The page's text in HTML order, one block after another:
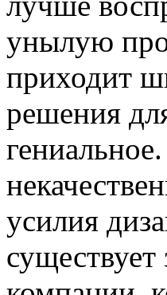
унылую
приходит
решения
усилия